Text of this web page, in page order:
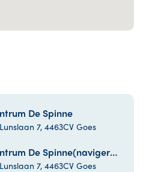
De Spinne
7, 4463CV Goes
Wijkcentrum De Spinne(navigeren naar LIDL, de spinne 46 Goes)
7, 4463CV Goes